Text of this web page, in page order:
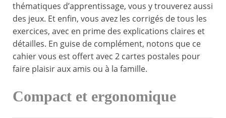
thématiques d’apprentissage, vous y trouverez aussi
des jeux. Et enfin, vous avez les corrigés de tous les
exercices, avec en prime des explications claires et
détailles. En guise de complément, notons que ce
cahier vous est offert avec 2 cartes postales pour
faire plaisir aux amis ou à la famille.
Compact et ergonomique